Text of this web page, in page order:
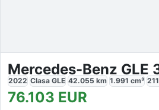
2022 Clasa GLE 42.055 km 1.991 cm³ 211
76.103 EUR